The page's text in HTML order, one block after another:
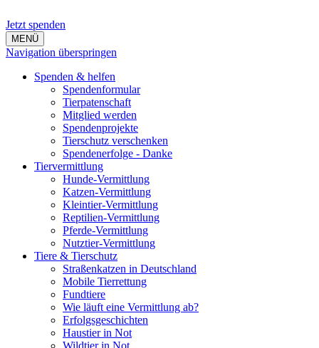
Jetzt spenden
MENÜ
Navigation überspringen
Spenden & helfen
Spendenformular
Tierpatenschaft
Mitglied werden
Spendenprojekte
Tierschutz verschenken
Spendenerfolge - Danke
Tiervermittlung
Hunde-Vermittlung
Katzen-Vermittlung
Kleintier-Vermittlung
Reptilien-Vermittlung
Pferde-Vermittlung
Nutztier-Vermittlung
Tiere & Tierschutz
Straßenkatzen in Deutschland
Mobile Tierrettung
Fundtiere
Wie läuft eine Vermittlung ab?
Erfolgsgeschichten
Haustier in Not
Wildtier in Not